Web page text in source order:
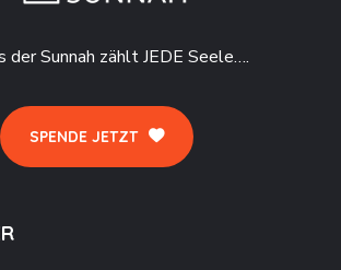
der Sunnah zählt JEDE Seele….
SPENDE JETZT